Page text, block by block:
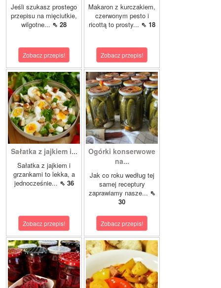
Jeśli szukasz prostego
przepisu na mięciutkie,
wilgotne... ⇖ 28
Zobacz przepis!
Makaron z kurczakiem,
czerwonym pesto i
ricottą to prosty... ⇖ 18
Zobacz przepis!
Sałatka z jajkiem i...
Sałatka z jajkiem i
grzankami to lekka, a
jednocześnie... ⇖ 36
Zobacz przepis!
Ogórki konserwowe
na...
Jak co roku według tej
samej receptury
zaprawiamy nasze... ⇖
30
Zobacz przepis!